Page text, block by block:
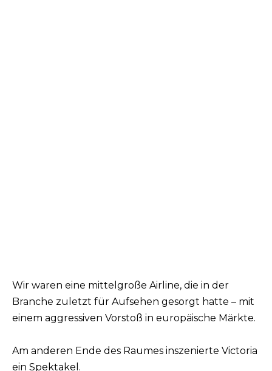
Wir waren eine mittelgroße Airline, die in der
Branche zuletzt für Aufsehen gesorgt hatte – mit
einem aggressiven Vorstoß in europäische Märkte.
Am anderen Ende des Raumes inszenierte Victoria
ein Spektakel.